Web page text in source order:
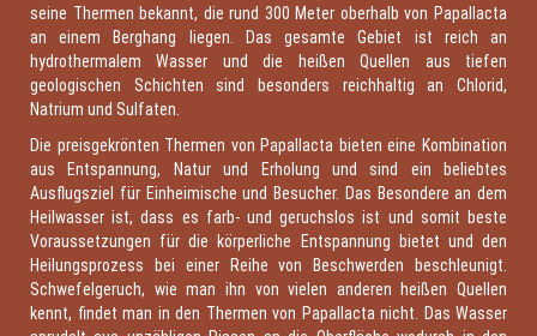
seine Thermen bekannt, die rund 300 Meter oberhalb von Papallacta
an einem Berghang liegen. Das gesamte Gebiet ist reich an
hydrothermalem Wasser und die heißen Quellen aus tiefen
geologischen Schichten sind besonders reichhaltig an Chlorid,
Natrium und Sulfaten.
Die preisgekrönten Thermen von Papallacta bieten eine Kombination
aus Entspannung, Natur und Erholung und sind ein beliebtes
Ausflugsziel für Einheimische und Besucher. Das Besondere an dem
Heilwasser ist, dass es farb- und geruchslos ist und somit beste
Voraussetzungen für die körperliche Entspannung bietet und den
Heilungsprozess bei einer Reihe von Beschwerden beschleunigt.
Schwefelgeruch, wie man ihn von vielen anderen heißen Quellen
kennt, findet man in den Thermen von Papallacta nicht. Das Wasser